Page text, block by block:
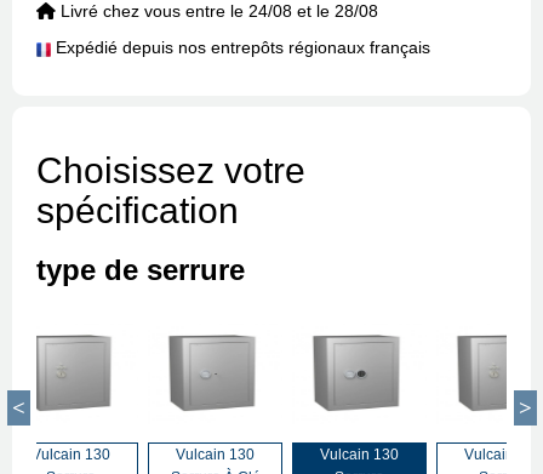
Choisissez votre
spécification
type de serrure
Vulcain 130
Vulcain 130
Vulcain 130
Vulcain 130
Livré chez vous entre le 24/08 et le 28/08
Expédié depuis nos entrepôts régionaux français